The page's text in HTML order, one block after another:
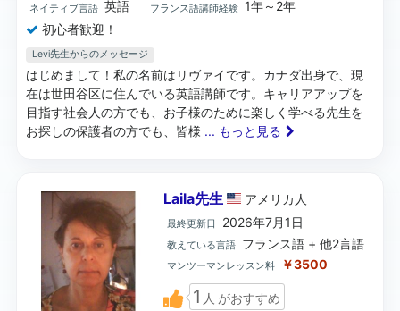
ネイティブ言語 英語 フランス語講師経験 1年～2年
初心者歓迎！
Levi先生からのメッセージ
はじめまして！私の名前はリヴァイです。カナダ出身で、現
在は世田谷区に住んでいる英語講師です。キャリアアップを
目指す社会人の方でも、お子様のために楽しく学べる先生を
お探しの保護者の方でも、皆様 ... もっと見る
Laila先生 アメリカ 人
最終更新日 2026年7月1日
教えている言語 フランス語 + 他2言語
マンツーマンレッスン料 ￥3500
1 人 がおすすめ